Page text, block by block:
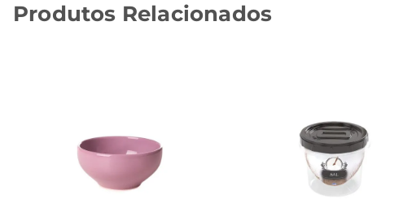
Produtos Relacionados